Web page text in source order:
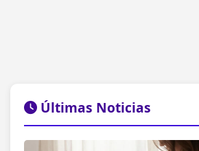
Últimas Noticias